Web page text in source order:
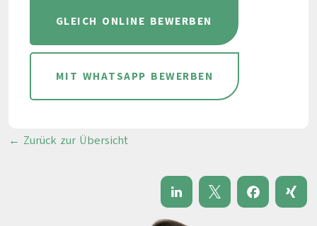
GLEICH ONLINE BEWERBEN
MIT WHATSAPP BEWERBEN
← Zurück zur Übersicht